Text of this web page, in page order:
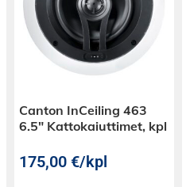
Canton InCeiling 463
6.5″ Kattokaiuttimet, kpl
175,00€/kpl